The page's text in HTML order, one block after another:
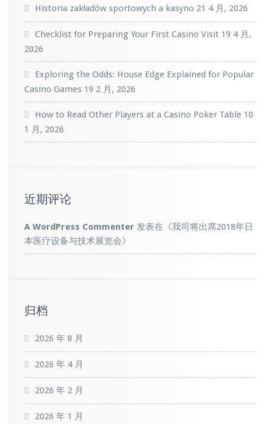
Historia zakładów sportowych a kasyno 21 4 月, 2026
Checklist for Preparing Your First Casino Visit 19 4 月,
2026
Exploring the Odds: House Edge Explained for Popular
Casino Games 19 2 月, 2026
How to Read Other Players at a Casino Poker Table 10
1 月, 2026
近期评论
A WordPress Commenter 发表在《我司将出席2018年日
本医疗设备与技术展览会》
归档
2026 年 8 月
2026 年 4 月
2026 年 2 月
2026 年 1 月